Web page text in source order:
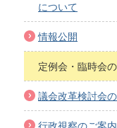
について
情報公開
定例会・臨時会
議会改革検討会